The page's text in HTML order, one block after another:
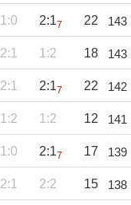
1:0 2:17 22 143
2:1 1:2 18 143
2:1 2:17 22 142
1:2 1:2 12 141
1:0 2:17 17 139
2:1 2:2 15 138